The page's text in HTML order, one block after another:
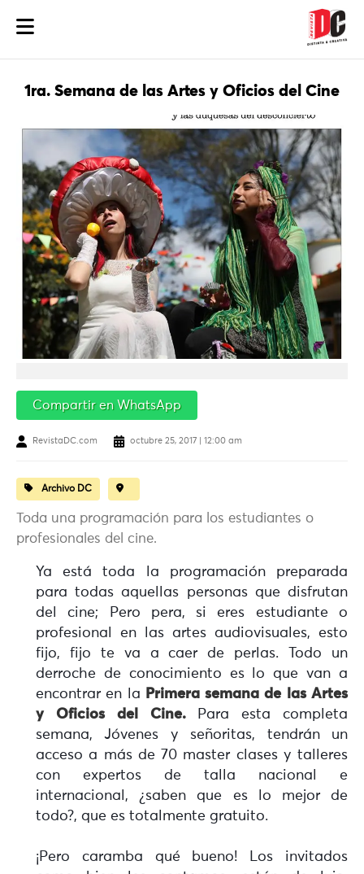
1ra. Semana de las Artes y Oficios del Cine
Compartir en WhatsApp
RevistaDC.com octubre 25, 2017 | 12:00 am
Archivo DC
Toda una programación para los estudiantes o
profesionales del cine.
Ya está toda la programación preparada
para todas aquellas personas que disfrutan
del cine; Pero pera, si eres estudiante o
profesional en las artes audiovisuales, esto
fijo, fijo te va a caer de perlas. Todo un
derroche de conocimiento es lo que van a
encontrar en la
Primera semana de las Artes
y Oficios del Cine.Para esta completa
semana, Jóvenes y señoritas, tendrán un
acceso a más de 70 master clases y talleres
con expertos de talla nacional e
internacional, ¿saben que es lo mejor de
todo?, que es totalmente gratuito.
¡Pero caramba qué bueno! Los invitados